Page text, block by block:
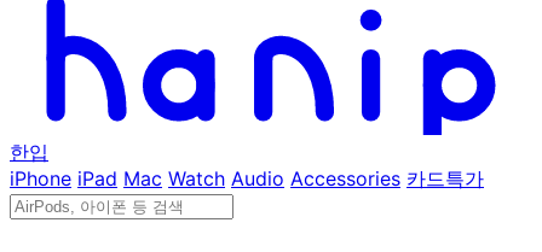
한입
iPhone iPad Mac Watch Audio Accessories 카드특가